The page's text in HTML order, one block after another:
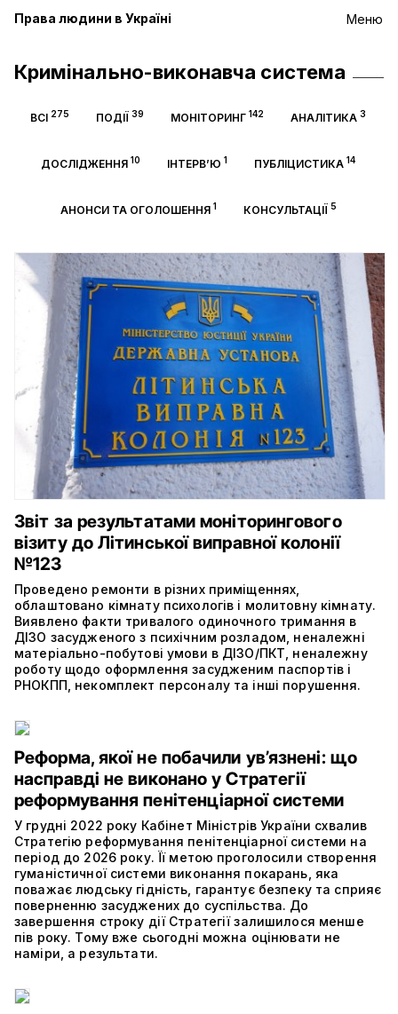
Меню
Права людини в Україні
Кримінально-виконавча система
ВСІ 275 ПОДІЇ 39 МОНІТОРИНГ 142 АНАЛІТИКА 3
ДОСЛІДЖЕННЯ 10 ІНТЕРВ’Ю 1 ПУБЛІЦИСТИКА 14
АНОНСИ ТА ОГОЛОШЕННЯ1 КОНСУЛЬТАЦІЇ5
Звіт за результатами моніторингового
візиту до Літинської виправної колонії
№123
Проведено ремонти в різних приміщеннях,
облаштовано кімнату психологів і молитовну кімнату.
Виявлено факти тривалого одиночного тримання в
ДІЗО засудженого з психічним розладом, неналежні
матеріально-побутові умови в ДІЗО/ПКТ, неналежну
роботу щодо оформлення засудженим паспортів і
РНОКПП, некомплект персоналу та інші порушення.
Реформа, якої не побачили ув’язнені: що
насправді не виконано у Стратегії
реформування пенітенціарної системи
У грудні 2022 року Кабінет Міністрів України схвалив
Стратегію реформування пенітенціарної системи на
період до 2026 року. Її метою проголосили створення
гуманістичної системи виконання покарань, яка
поважає людську гідність, гарантує безпеку та сприяє
поверненню засуджених до суспільства. До
завершення строку дії Стратегії залишилося менше
пів року. Тому вже сьогодні можна оцінювати не
наміри, а результати.